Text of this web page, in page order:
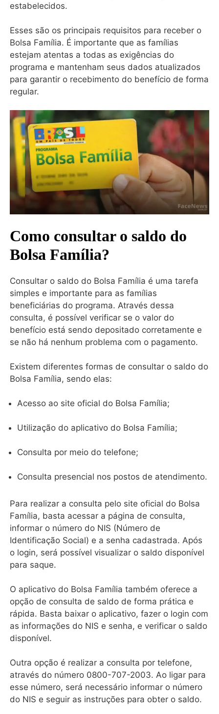
estabelecidos.
Esses são os principais requisitos para receber o
Bolsa Família. É importante que as famílias
estejam atentas a todas as exigências do
programa e mantenham seus dados atualizados
para garantir o recebimento do benefício de forma
regular.
Como consultar o saldo do
Bolsa Família?
Consultar o saldo do Bolsa Família é uma tarefa
simples e importante para as famílias
beneficiárias do programa. Através dessa
consulta, é possível verificar se o valor do
benefício está sendo depositado corretamente e
se não há nenhum problema com o pagamento.
Existem diferentes formas de consultar o saldo do
Bolsa Família, sendo elas:
Acesso ao site oficial do Bolsa Família;
Utilização do aplicativo do Bolsa Família;
Consulta por meio do telefone;
Consulta presencial nos postos de atendimento.
Para realizar a consulta pelo site oficial do Bolsa
Família, basta acessar a página de consulta,
informar o número do NIS (Número de
Identificação Social) e a senha cadastrada. Após
o login, será possível visualizar o saldo disponível
para saque.
O aplicativo do Bolsa Família também oferece a
opção de consulta de saldo de forma prática e
rápida. Basta baixar o aplicativo, fazer o login com
as informações do NIS e senha, e verificar o saldo
disponível.
Outra opção é realizar a consulta por telefone,
através do número 0800-707-2003. Ao ligar para
esse número, será necessário informar o número
do NIS e seguir as instruções para obter o saldo.